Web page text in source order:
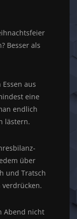
Besser als
aus
eine
endlich
lästern.
über
und Tratsch
Abend nicht